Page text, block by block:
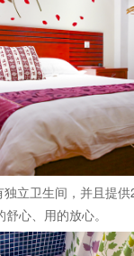
立卫生间，并且提
心、用的放心。